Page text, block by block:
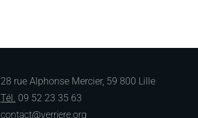
28 rue Alphonse Mercier, 59 800 Lille
Tél. 09 52 23 35 63
contact@verriere.org